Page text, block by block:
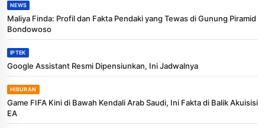
NEWS
Maliya Finda: Profil dan Fakta Pendaki yang Tewas di Gunung Piramid
Bondowoso
IPTEK
Google Assistant Resmi Dipensiunkan, Ini Jadwalnya
HIBURAN
Game FIFA Kini di Bawah Kendali Arab Saudi, Ini Fakta di Balik Akuisisi
EA